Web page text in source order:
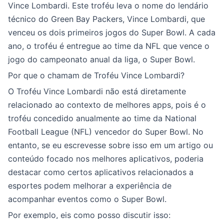
Vince Lombardi. Este troféu leva o nome do lendário
técnico do Green Bay Packers, Vince Lombardi, que
venceu os dois primeiros jogos do Super Bowl. A cada
ano, o troféu é entregue ao time da NFL que vence o
jogo do campeonato anual da liga, o Super Bowl.
Por que o chamam de Troféu Vince Lombardi?
O Troféu Vince Lombardi não está diretamente
relacionado ao contexto de melhores apps, pois é o
troféu concedido anualmente ao time da National
Football League (NFL) vencedor do Super Bowl. No
entanto, se eu escrevesse sobre isso em um artigo ou
conteúdo focado nos melhores aplicativos, poderia
destacar como certos aplicativos relacionados a
esportes podem melhorar a experiência de
acompanhar eventos como o Super Bowl.
Por exemplo, eis como posso discutir isso: